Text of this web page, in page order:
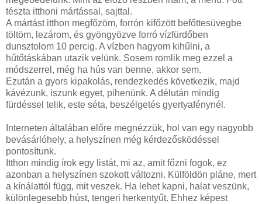
tészta itthoni mártással, sajttal.
A mártást itthon megfőzöm, forrón kifőzött befőttesüvegbe
töltöm, lezárom, és gyöngyözve forró vízfürdőben
dunsztolom 10 percig. A vízben hagyom kihűlni, a
hűtőtáskában utazik velünk. Sosem romlik meg ezzel a
módszerrel, még ha hús van benne, akkor sem.
Ezután a gyors kipakolás, rendezkedés következik, majd
kávézunk, iszunk egyet, pihenünk. A délután mindig
fürdéssel telik, este séta, beszélgetés gyertyafénynél.
Interneten általában előre megnézzük, hol van egy nagyobb
bevásárlóhely, a helyszínen még kérdezősködéssel
pontosítunk.
Itthon mindig írok egy listát, mi az, amit főzni fogok, ez
azonban a helyszínen szokott változni. Külföldön pláne, mert
a kínálattól függ, mit veszek. Ha lehet kapni, halat veszünk,
különlegesebb húst, tengeri herkentyűt. Ehhez képest